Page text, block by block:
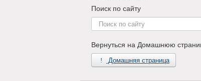
Поиск по сайту
Поиск
по
Вернуться на Домашнюю
Домашняя страница